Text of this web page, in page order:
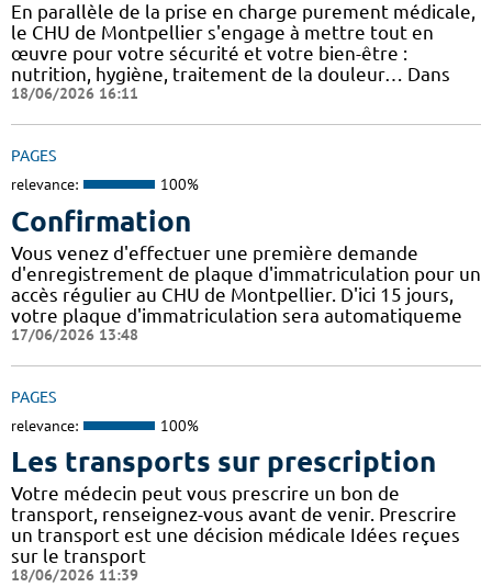
En parallèle de la prise en charge purement médicale,
le CHU de Montpellier s'engage à mettre tout en
œuvre pour votre sécurité et votre bien-être :
nutrition, hygiène, traitement de la douleur… Dans
18/06/2026 16:11
PAGES
relevance: 100%
Confirmation
Vous venez d'effectuer une première demande
d'enregistrement de plaque d'immatriculation pour un
accès régulier au CHU de Montpellier. D'ici 15 jours,
votre plaque d'immatriculation sera automatiqueme
17/06/2026 13:48
PAGES
relevance: 100%
Les transports sur prescription
Votre médecin peut vous prescrire un bon de
transport, renseignez-vous avant de venir. Prescrire
un transport est une décision médicale Idées reçues
sur le transport
18/06/2026 11:39